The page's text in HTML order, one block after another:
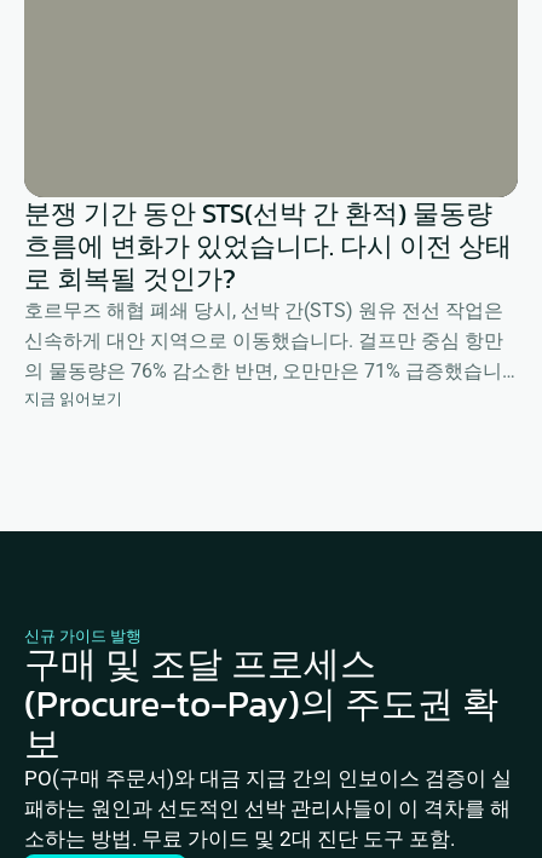
분쟁 기간 동안 STS(선박 간 환적) 물동량
흐름에 변화가 있었습니다. 다시 이전 상태
로 회복될 것인가?
호르무즈 해협 폐쇄 당시, 선박 간(STS) 원유 전선 작업은
신속하게 대안 지역으로 이동했습니다. 걸프만 중심 항만
의 물동량은 76% 감소한 반면, 오만만은 71% 급증했습니
다. 당시의 상황과 향후 전망에 대한 마커라(Marcura)의 정
지금 읽어보기
신규 가이드 발행
구매 및 조달 프로세스
(Procure-to-Pay)의 주도권 확
보
PO(구매 주문서)와 대금 지급 간의 인보이스 검증이 실
패하는 원인과 선도적인 선박 관리사들이 이 격차를 해
소하는 방법. 무료 가이드 및 2대 진단 도구 포함.